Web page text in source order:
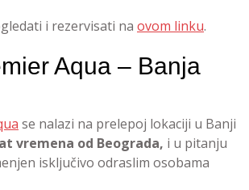
i rezervisati na ovom linku.
Aqua – Banja
se nalazi na prelepoj lokaciji u Banji
vremena od Beograda, i u pitanju
isključivo odraslim osobama